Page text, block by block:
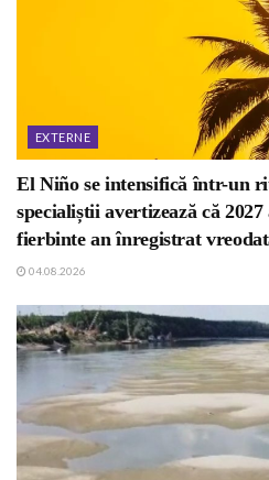
EXTERNE
El Niño se intensifică într-un
specialiștii avertizează că
fierbinte an înregistrat
04.08.2026